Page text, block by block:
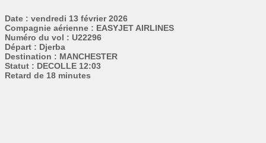
Date : vendredi 13 février 2026
Compagnie aérienne : EASYJET AIRLINES
Numéro du vol : U22296
Départ : Djerba
Destination : MANCHESTER
Statut : DECOLLE 12:03
Retard de 18 minutes